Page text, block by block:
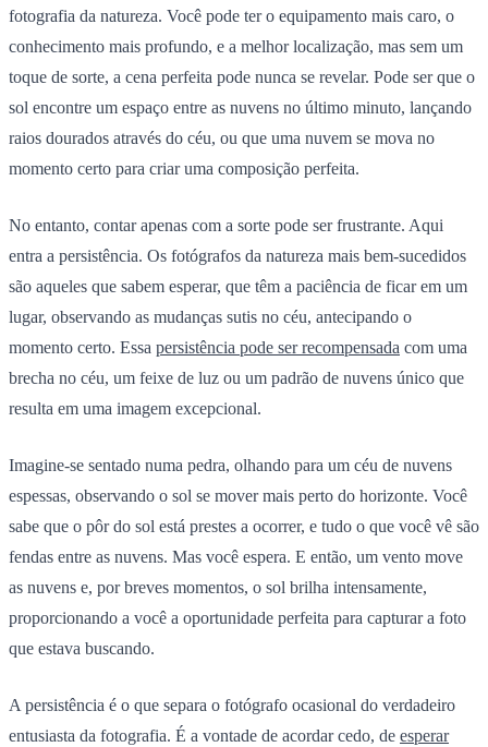
fotografia da natureza. Você pode ter o equipamento mais caro, o
conhecimento mais profundo, e a melhor localização, mas sem um
toque de sorte, a cena perfeita pode nunca se revelar. Pode ser que o
sol encontre um espaço entre as nuvens no último minuto, lançando
raios dourados através do céu, ou que uma nuvem se mova no
momento certo para criar uma composição perfeita.
No entanto, contar apenas com a sorte pode ser frustrante. Aqui
entra a persistência. Os fotógrafos da natureza mais bem-sucedidos
são aqueles que sabem esperar, que têm a paciência de ficar em um
lugar, observando as mudanças sutis no céu, antecipando o
momento certo. Essa persistência pode ser recompensada com uma
brecha no céu, um feixe de luz ou um padrão de nuvens único que
resulta em uma imagem excepcional.
Imagine-se sentado numa pedra, olhando para um céu de nuvens
espessas, observando o sol se mover mais perto do horizonte. Você
sabe que o pôr do sol está prestes a ocorrer, e tudo o que você vê são
fendas entre as nuvens. Mas você espera. E então, um vento move
as nuvens e, por breves momentos, o sol brilha intensamente,
proporcionando a você a oportunidade perfeita para capturar a foto
que estava buscando.
A persistência é o que separa o fotógrafo ocasional do verdadeiro
entusiasta da fotografia. É a vontade de acordar cedo, de esperar